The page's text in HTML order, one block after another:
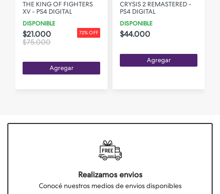
THE KING OF FIGHTERS
XV - PS4 DIGITAL
DISPONIBLE
72% OFF
$21.000
$75.000
Agregar
CRYSIS 2 REMASTERED -
PS4 DIGITAL
DISPONIBLE
$44.000
Agregar
Realizamos envios
Conocé nuestros medios de envios disponibles